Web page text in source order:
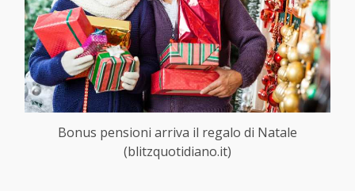
Bonus pensioni arriva il regalo di Natale
(blitzquotidiano.it)